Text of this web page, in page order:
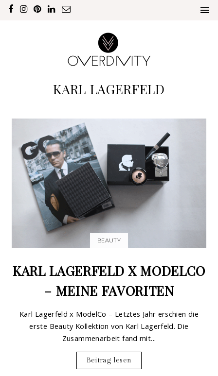
KARL LAGERFELD
BEAUTY
KARL LAGERFELD X MODELCO
– MEINE FAVORITEN
Karl Lagerfeld x ModelCo – Letztes Jahr erschien die
erste Beauty Kollektion von Karl Lagerfeld. Die
Zusammenarbeit fand mit...
Beitrag lesen